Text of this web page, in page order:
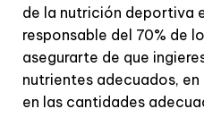
de la nutrición deportiva
responsable del 70% de
asegurarte de que
nutrientes adecuados,
en las cantidades